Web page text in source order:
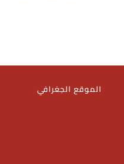
الموقع الجغرافي